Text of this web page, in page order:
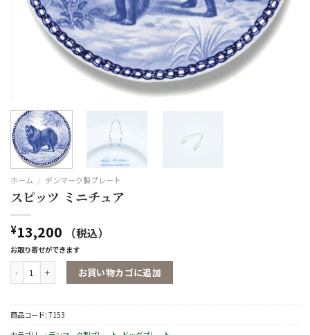
ホーム / デンマーク製プレート
スピッツ ミニチュア
¥13,200 （税込）
お取り寄せができます
スピッツ ミニチュア個お買い物カゴに追加
商品コード: 7153